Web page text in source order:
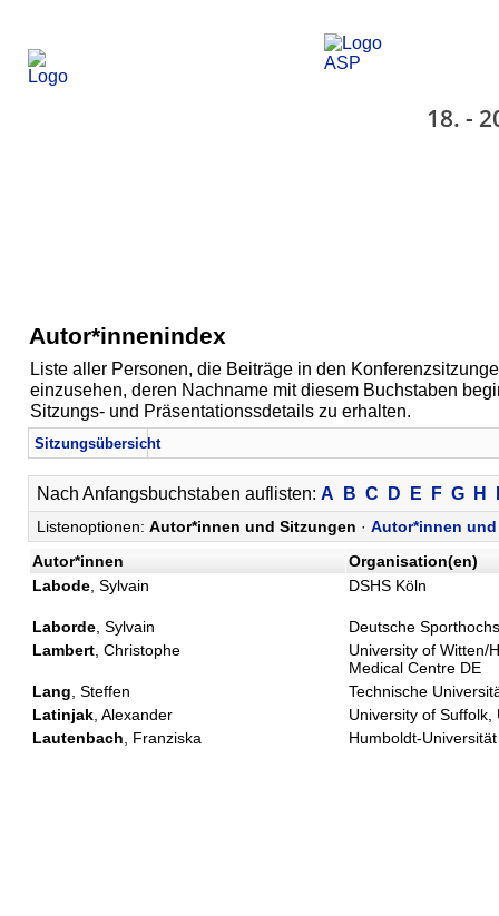
18. -
Autor*innenindex
Liste aller Personen, die Beiträge in den
einzusehen, deren Nachname mit diesem Buchstaben
Sitzungs- und Präsentationssdetails zu erhalten.
Sitzungsübersicht
Nach Anfangsbuchstaben auflisten: A B C D E F G H
Listenoptionen: Autor*innen und Sitzungen · Autor*innen
Autor*innen
Organisation(en)
Labode, Sylvain DSHS Köln
Laborde, Sylvain
Deutsche
Lambert, Christophe
University of Witten/
Medical Centre DE
Lang, Steffen
Technische
Latinjak, Alexander
University of Suffolk,
Lautenbach, Franziska Humboldt-